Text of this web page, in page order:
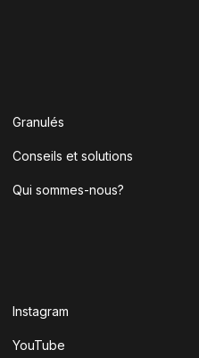
Granulés
Conseils et solutions
Qui sommes-nous?
Instagram
YouTube